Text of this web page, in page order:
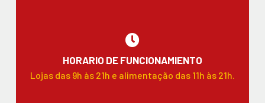
HORARIO DE FUNCIONAMIENTO
Lojas das 9h às 21h e alimentação das 11h às 21h.